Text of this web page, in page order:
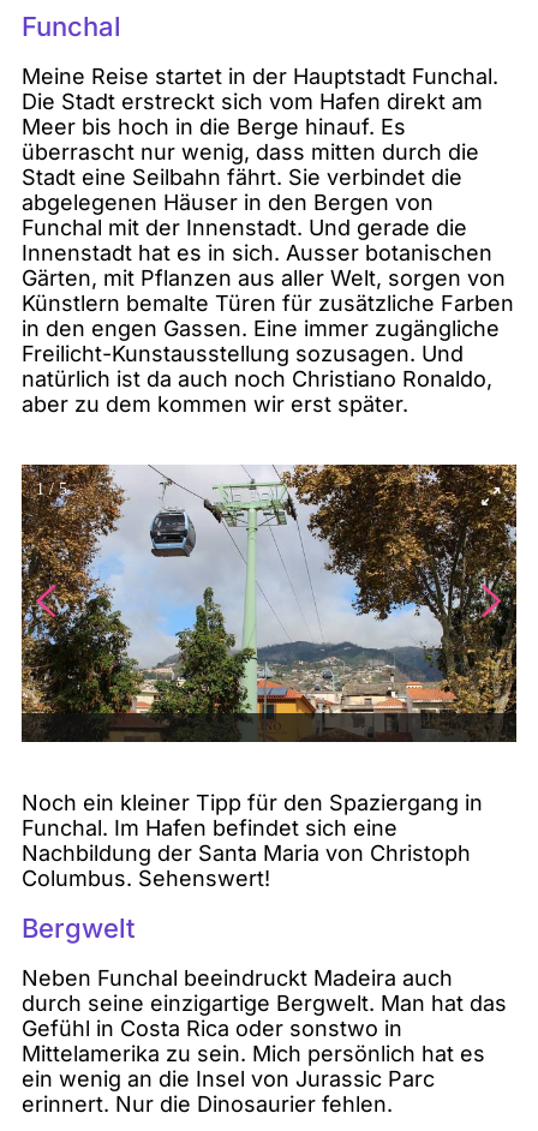
Funchal
Meine Reise startet in der Hauptstadt Funchal.
Die Stadt erstreckt sich vom Hafen direkt am
Meer bis hoch in die Berge hinauf. Es
überrascht nur wenig, dass mitten durch die
Stadt eine Seilbahn fährt. Sie verbindet die
abgelegenen Häuser in den Bergen von
Funchal mit der Innenstadt. Und gerade die
Innenstadt hat es in sich. Ausser botanischen
Gärten, mit Pflanzen aus aller Welt, sorgen von
Künstlern bemalte Türen für zusätzliche Farben
in den engen Gassen. Eine immer zugängliche
Freilicht-Kunstausstellung sozusagen. Und
natürlich ist da auch noch Christiano Ronaldo,
aber zu dem kommen wir erst später.
1/5
Noch ein kleiner Tipp für den Spaziergang in
Funchal. Im Hafen befindet sich eine
Nachbildung der Santa Maria von Christoph
Columbus. Sehenswert!
Bergwelt
Neben Funchal beeindruckt Madeira auch
durch seine einzigartige Bergwelt. Man hat das
Gefühl in Costa Rica oder sonstwo in
Mittelamerika zu sein. Mich persönlich hat es
ein wenig an die Insel von Jurassic Parc
erinnert. Nur die Dinosaurier fehlen.